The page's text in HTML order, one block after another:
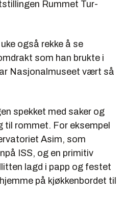
Rummet Tur-
også rekke å se
som han brukte i
Nasjonalmuseet vært så
spekket med saker og
til rommet. For eksempel
Asim, som
ISS, og en primitiv
lagd i papp og festet
på kjøkkenbordet til